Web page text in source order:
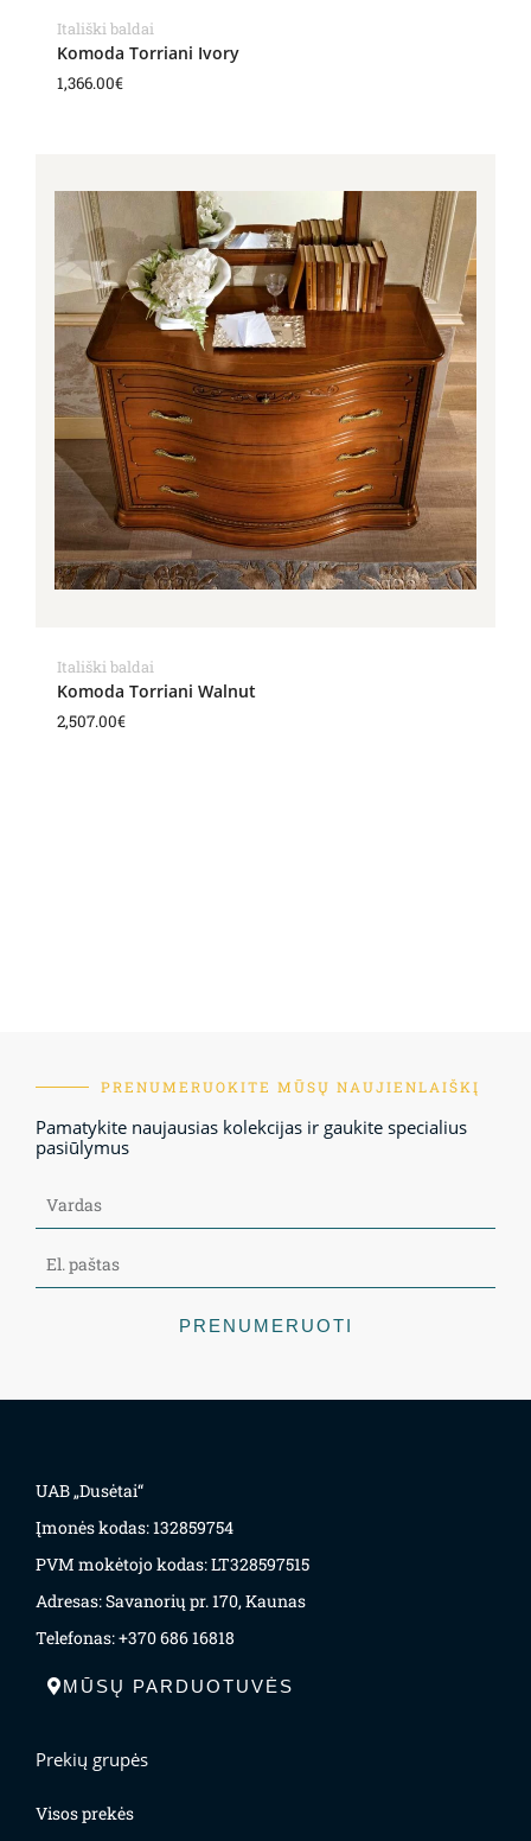
Itališki baldai
Komoda Torriani Ivory
1,366.00€
Itališki baldai
Komoda Torriani Walnut
2,507.00€
PRENUMERUOKITE MŪSŲ NAUJIENLAIŠKĮ
Pamatykite naujausias kolekcijas ir gaukite specialius
pasiūlymus
PRENUMERUOTI
UAB „Dusėtai“
Įmonės kodas: 132859754
PVM mokėtojo kodas: LT328597515
Adresas: Savanorių pr. 170, Kaunas
Telefonas: +370 686 16818
MŪSŲ PARDUOTUVĖS
Prekių grupės
Visos prekės